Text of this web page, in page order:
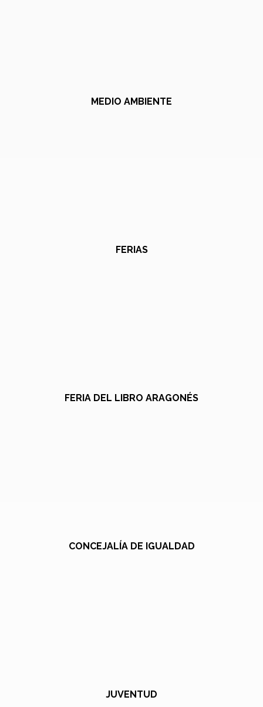
MEDIO AMBIENTE
FERIAS
FERIA DEL LIBRO ARAGONÉS
CONCEJALÍA DE IGUALDAD
JUVENTUD